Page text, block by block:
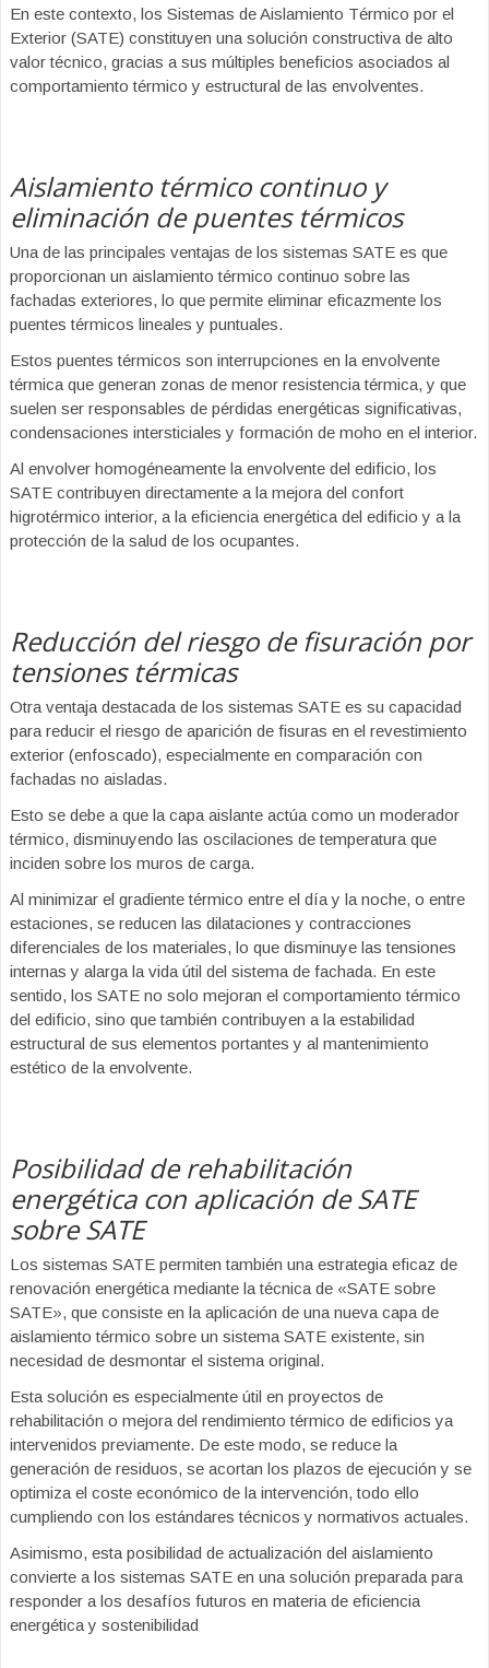
En este contexto, los Sistemas de Aislamiento Térmico por el
Exterior (SATE) constituyen una solución constructiva de alto
valor técnico, gracias a sus múltiples beneficios asociados al
comportamiento térmico y estructural de las envolventes.
Aislamiento térmico continuo y
eliminación de puentes térmicos
Una de las principales ventajas de los sistemas SATE es que
proporcionan un aislamiento térmico continuo sobre las
fachadas exteriores, lo que permite eliminar eficazmente los
puentes térmicos lineales y puntuales.
Estos puentes térmicos son interrupciones en la envolvente
térmica que generan zonas de menor resistencia térmica, y que
suelen ser responsables de pérdidas energéticas significativas,
condensaciones intersticiales y formación de moho en el interior.
Al envolver homogéneamente la envolvente del edificio, los
SATE contribuyen directamente a la mejora del confort
higrotérmico interior, a la eficiencia energética del edificio y a la
protección de la salud de los ocupantes.
Reducción del riesgo de fisuración por
tensiones térmicas
Otra ventaja destacada de los sistemas SATE es su capacidad
para reducir el riesgo de aparición de fisuras en el revestimiento
exterior (enfoscado), especialmente en comparación con
fachadas no aisladas.
Esto se debe a que la capa aislante actúa como un moderador
térmico, disminuyendo las oscilaciones de temperatura que
inciden sobre los muros de carga.
Al minimizar el gradiente térmico entre el día y la noche, o entre
estaciones, se reducen las dilataciones y contracciones
diferenciales de los materiales, lo que disminuye las tensiones
internas y alarga la vida útil del sistema de fachada. En este
sentido, los SATE no solo mejoran el comportamiento térmico
del edificio, sino que también contribuyen a la estabilidad
estructural de sus elementos portantes y al mantenimiento
estético de la envolvente.
Posibilidad de rehabilitación
energética con aplicación de SATE
sobre SATE
Los sistemas SATE permiten también una estrategia eficaz de
renovación energética mediante la técnica de «SATE sobre
SATE», que consiste en la aplicación de una nueva capa de
aislamiento térmico sobre un sistema SATE existente, sin
necesidad de desmontar el sistema original.
Esta solución es especialmente útil en proyectos de
rehabilitación o mejora del rendimiento térmico de edificios ya
intervenidos previamente. De este modo, se reduce la
generación de residuos, se acortan los plazos de ejecución y se
optimiza el coste económico de la intervención, todo ello
cumpliendo con los estándares técnicos y normativos actuales.
Asimismo, esta posibilidad de actualización del aislamiento
convierte a los sistemas SATE en una solución preparada para
responder a los desafíos futuros en materia de eficiencia
energética y sostenibilidad